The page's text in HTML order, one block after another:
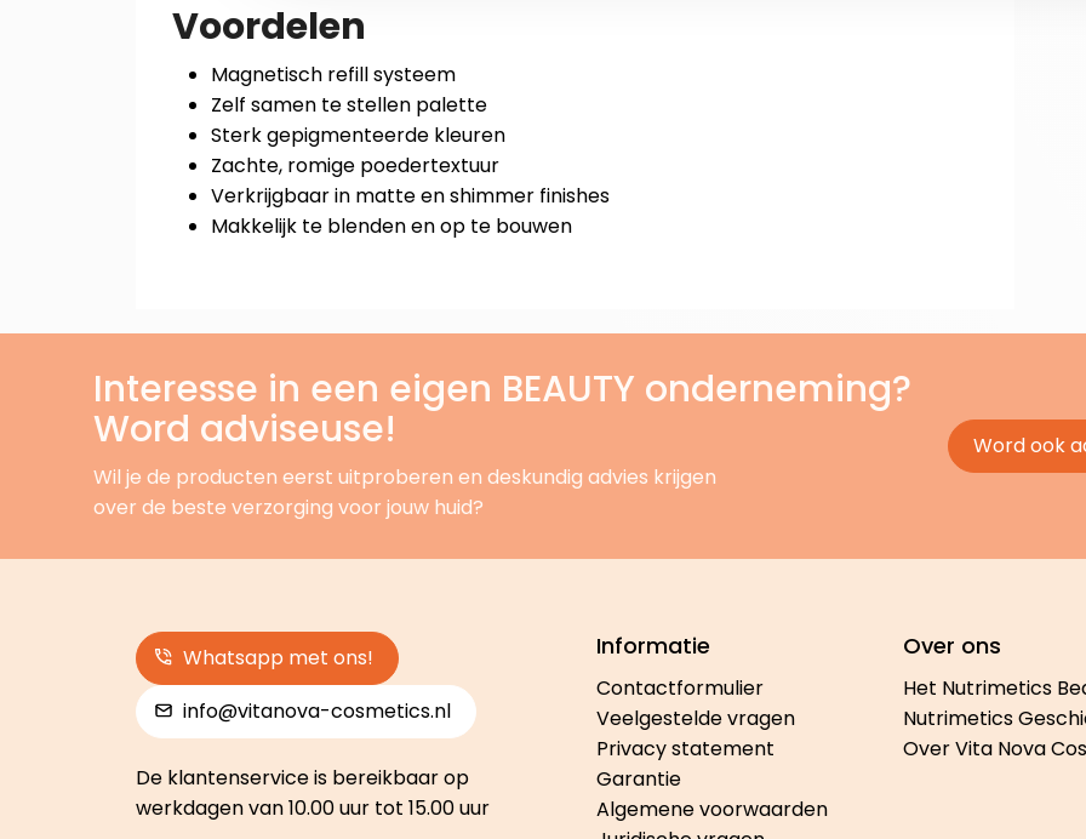
Voordelen
Magnetisch refill systeem
Zelf samen te stellen palette
Sterk gepigmenteerde kleuren
Zachte, romige poedertextuur
Verkrijgbaar in matte en shimmer finishes
Makkelijk te blenden en op te bouwen
Interesse in een eigen BEAUTY onderneming?
Word adviseuse!
Wil je de producten eerst uitproberen en deskundig advies krijgen
over de beste verzorging voor jouw huid?
Word ook
Whatsapp met ons!
info@vitanova-cosmetics.nl
De klantenservice is bereikbaar op
werkdagen van 10.00 uur tot 15.00 uur
Informatie
Contactformulier
Veelgestelde vragen
Privacy statement
Garantie
Algemene voorwaarden
Over ons
Het Nutrimetics
Nutrimetics
Over Vita Nova